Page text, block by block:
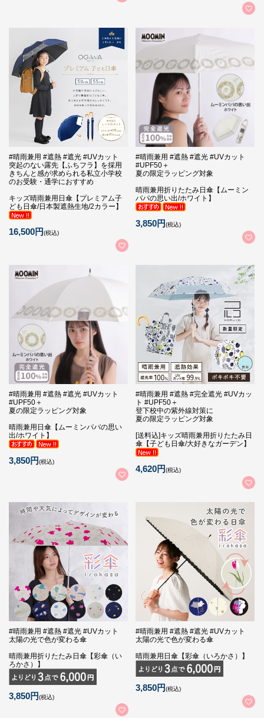
#晴雨兼用 #遮熱 #遮光 #UVカット
突起のない露先【ふちフラ】を採用
きちんと感が求められる私立小学校
のお受験・通学におすすめ
キッズ晴雨兼用日傘【プレミアム子
ども日傘/日本製遮熱生地/2カラー】
16,500円(税込)
#晴雨兼用 #遮熱 #遮光 #UVカット
#UPF50＋
夏の限定ラッピング対象
晴雨兼用折りたたみ日傘【ムーミン
パパの思い出/ホワイト】
3,850円(税込)
#晴雨兼用 #遮熱 #遮光 #UVカット
#UPF50＋
夏の限定ラッピング対象
晴雨兼用日傘【ムーミンパパの思い
出/ホワイト】
3,850円(税込)
#晴雨兼用 #遮熱 #完全遮光 #UVカッ
ト #UPF50＋
登下校中の紫外線対策に
夏の限定ラッピング対象
[送料込]キッズ晴雨兼用折りたたみ日
傘【子ども日傘/大好きなガーデン】
4,620円(税込)
#晴雨兼用 #遮熱 #遮光 #UVカット
太陽の光で色が変わる傘
晴雨兼用折りたたみ日傘【彩傘（い
ろかさ）】
3,850円(税込)
#晴雨兼用 #遮熱 #遮光 #UVカット
太陽の光で色が変わる傘
晴雨兼用日傘【彩傘（いろかさ）】
3,850円(税込)